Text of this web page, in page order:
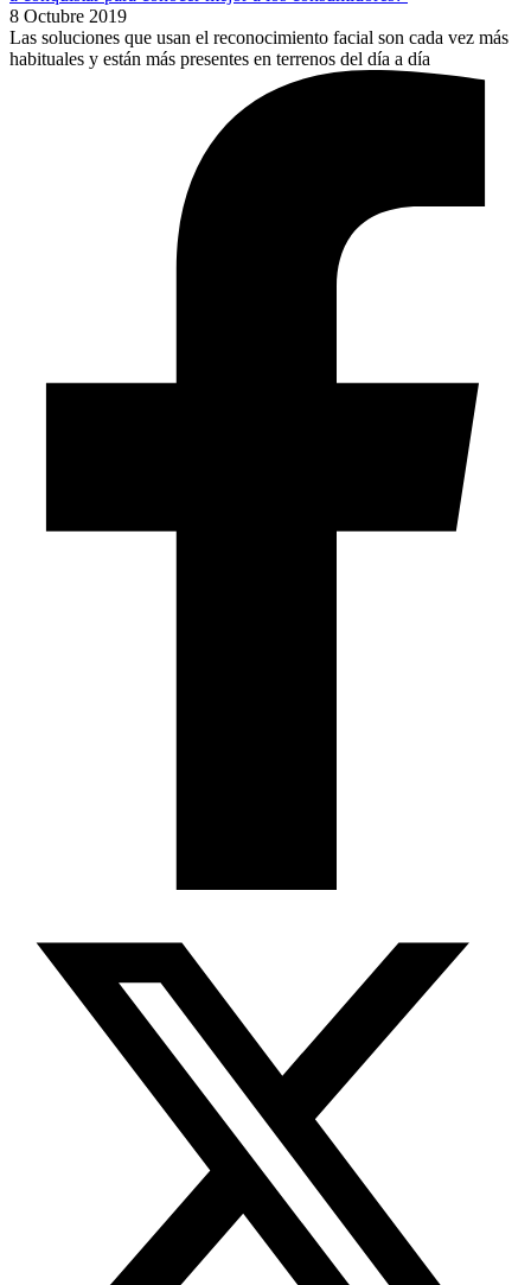
8 Octubre 2019
Las soluciones que usan el reconocimiento facial son cada vez más
habituales y están más presentes en terrenos del día a día